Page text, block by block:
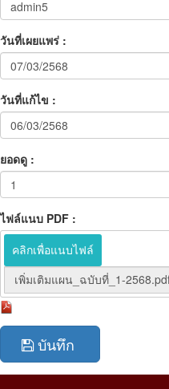
วันที่เผยแพร่ :
วันที่แก้ไข :
ยอดดู :
ไฟล์แนบ PDF :
คลิกเพื่อแนบไฟล์
บันทึก